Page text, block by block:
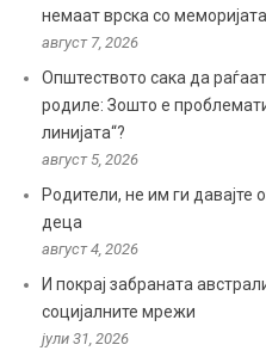
немаат врска со меморијата
август 7, 2026
Општеството сака да
родиле: Зошто е
линијата“?
август 5, 2026
Родители, не им ги
деца
август 4, 2026
И покрај забраната
социјалните мрежи
јули 31, 2026